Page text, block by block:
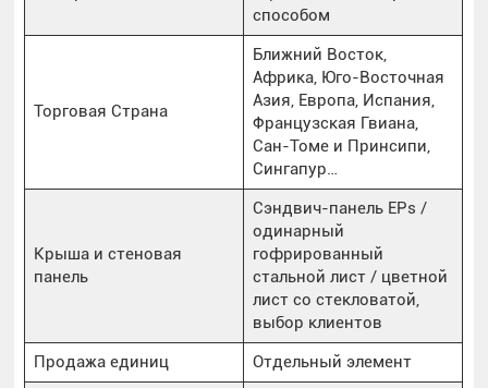
способом
Торговая Страна
Ближний Восток,
Африка, Юго-Восточная
Азия, Европа, Испания,
Французская Гвиана,
Сан-Томе и Принсипи,
Сингапур…
Крыша и стеновая
панель
Сэндвич-панель EPs /
одинарный
гофрированный
стальной лист / цветной
лист со стекловатой,
выбор клиентов
Продажа единиц
Отдельный элемент